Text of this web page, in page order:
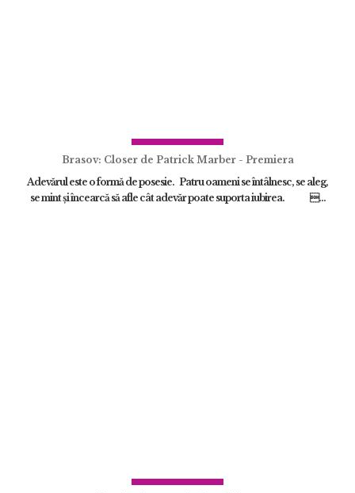
Brasov: Closer de Patrick Marber - Premiera
Adevărul este o formă de posesie. Patru oameni se întâlnesc, se aleg,
se mint și încearcă să afle cât adevăr poate suporta iubirea. ...